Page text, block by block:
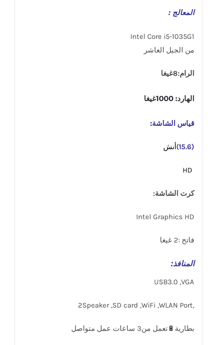
المعالج :
Intel Core i5-1035G1
من الجيل العاشر
الرام:8غيغا
الهارد: 1000غيغا
قياس الشاشة:
(15.6 )أنش
كرت الشاشة:
Intel Graphics HD
فاتح :2 غيغا
المنافذ:
USB3.0 ,VGA
,2Speaker ,SD card ,WiFi ,WLAN Port